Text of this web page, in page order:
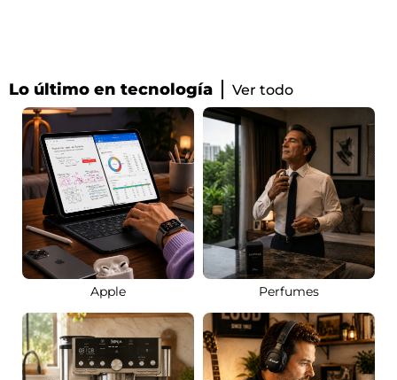
Lo último en tecnología Ver todo
Apple Perfumes